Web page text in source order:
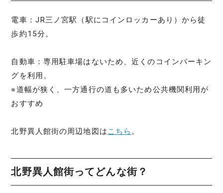
電車：JR三ノ宮駅（駅にコインロッカーあり）から徒
歩約15分。
自動車：専用駐車場はないため、近くのコインパーキン
グを利用。
※道幅が狭く、一方通行の道も多いため公共機関利用が
おすすめ
北野異人館街の周辺地図は こちら 。
北野異人館街ってどんな街？